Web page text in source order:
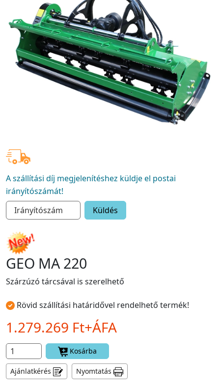
A szállítási díj megjelenítéshez küldje el postai
irányítószámát!
Küldés
GEO MA 220
Szárzúzó tárcsával is szerelhető
Rövid szállítási határidővel rendelhető termék!
1.279.269 Ft+ÁFA
Kosárba
Ajánlatkérés Nyomtatás